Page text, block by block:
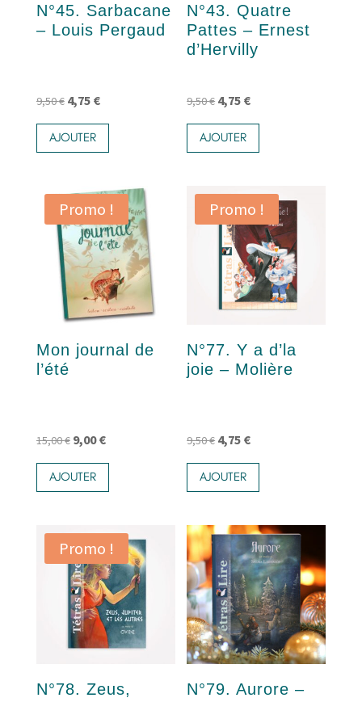
N°45. Sarbacane
– Louis Pergaud
9,50€ Le
prix
initial
4,75 €Le
prix
AJOUTER
N°43. Quatre
Pattes – Ernest
d’Hervilly
9,50€ Le
prix
initial
4,75 €Le
prix
AJOUTER
Promo !
Mon journal de
l’été
15,00€ Le
prix
initial
9,00€Le
prix
AJOUTER
Promo !
N°77. Y a d’la
joie – Molière
9,50€ Le
prix
initial
9,50 €.
4,75 €Le
prix
4,75 €.
AJOUTER
Promo !
N°78. Zeus,
N°79. Aurore –